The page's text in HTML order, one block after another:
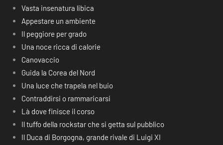
Vasta insenatura libica
Appestare un ambiente
Il peggiore per grado
Una noce ricca di calorie
Canovaccio
Guida la Corea del Nord
Una luce che trapela nel buio
Contraddirsi o rammaricarsi
Là dove finisce il corso
Il tuffo della rockstar che si getta sul pubblico
Il Duca di Borgogna, grande rivale di Luigi XI